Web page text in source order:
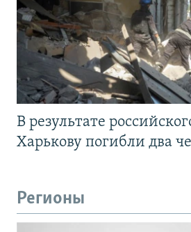
В результате
Харькову погибли два
Регионы